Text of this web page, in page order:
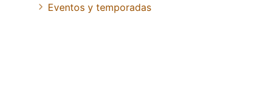
Eventos y temporadas